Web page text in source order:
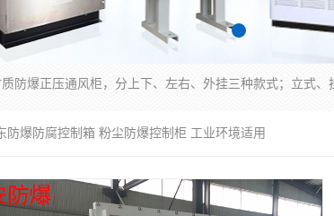
防爆防腐控制箱 粉尘防爆控制柜 工业环境适用